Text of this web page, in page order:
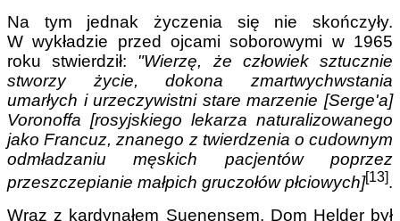
Na tym jednak życzenia się nie skończyły.
W wykładzie przed ojcami soborowymi w 1965
roku stwierdził: "Wierzę, że człowiek sztucznie
stworzy życie, dokona zmartwychwstania
umarłych i urzeczywistni stare marzenie [Serge'a]
Voronoffa [rosyjskiego lekarza naturalizowanego
jako Francuz, znanego z twierdzenia o cudownym
odmładzaniu męskich pacjentów poprzez
przeszczepianie małpich gruczołów płciowych][13].
Wraz z kardynałem Suenensem, Dom Helder był